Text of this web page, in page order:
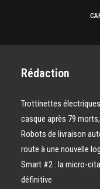
Rédaction
Trottinettes
casque après 79
Robots de livraison
route à une nouvelle
Smart #2 : la micro-
définitive